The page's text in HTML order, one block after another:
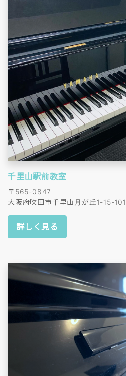
千里山駅前教室
〒565-0847
大阪府吹田市千里山月が丘1-15-101
詳しく見る